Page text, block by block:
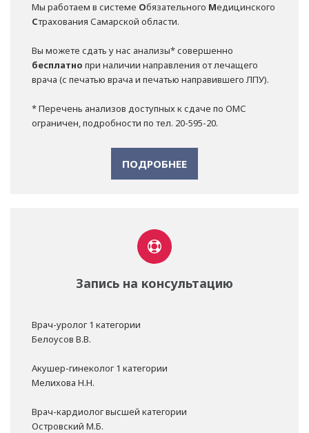
Мы работаем в системе Обязательного Медицинского
Страхования Самарской области.
Вы можете сдать у нас анализы* совершенно
бесплатно при наличии направления от лечащего
врача (с печатью врача и печатью направившего ЛПУ).
* Перечень анализов доступных к сдаче по ОМС
ограничен, подробности по тел. 20-595-20.
ПОДРОБНЕЕ
Запись на консультацию
Врач-уролог 1 категории
Белоусов В.В.
Акушер-гинеколог 1 категории
Мелихова Н.Н.
Врач-кардиолог высшей категории
Островский М.Б.